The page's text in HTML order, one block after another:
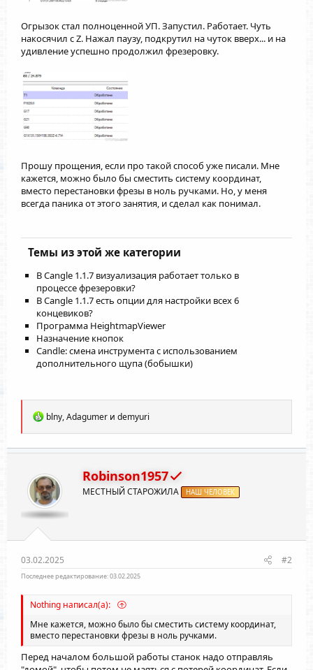
Огрызок стал полноценной УП. Запустил. Работает. Чуть
накосячил с Z. Нажал паузу, подкрутил на чуток вверх... и на
удивление успешно продолжил фрезеровку.
Прошу прощения, если про такой способ уже писали. Мне
кажется, можно было бы сместить систему координат,
вместо перестановки фрезы в ноль ручками. Но, у меня
всегда паника от этого занятия, и сделал как понимал.
Темы из этой же категории
В Cangle 1.1.7 визуализация работает только в
процессе фрезеровки?
В Cangle 1.1.7 есть опции для настройки всех 6
концевиков?
Программа HeightmapViewer
Назначение кнопок
Candle: смена инструмента с использованием
дополнительного щупа (бобышки)
Р
а
к
и
и
:
blny,Adagumer и demyuri
Robinson1957
МЕСТНЫЙ СТАРОЖИЛА НАШ ЧЕЛОВЕК
03.02.2025 #2
Последнее редактирование:03.02.2025
Nothing написал(а):
Мне кажется, можно было бы сместить систему координат,
вместо перестановки фрезы в ноль ручками.
Перед началом большой работы станок надо отправляь